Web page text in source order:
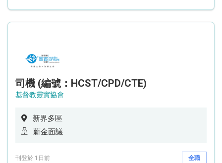
司機 (編號：HCST/CPD/CTE)
基督教靈實協會
新界多區
薪金面議
刊登於 1日前 全職